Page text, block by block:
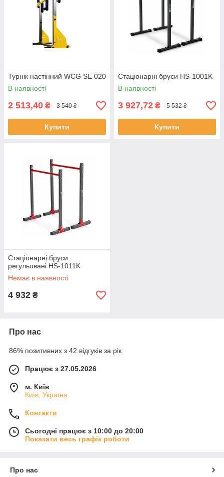
Турнік настінний WCG SE 020
В наявності
2 513,40 ₴ 3 540 ₴
Купити
Стаціонарні бруси HS-1001K
В наявності
3 927,72 ₴ 5 532 ₴
Купити
Стаціонарні бруси
регульовані HS-1011K
Немає в наявності
4 932 ₴
Про нас
86% позитивних з 42 відгуків за рік
Працює з 27.05.2026
м. Київ
Київ, Україна
Контакти
Сьогодні працює з 10:00 до 20:00
Показати весь графік роботи
Про нас